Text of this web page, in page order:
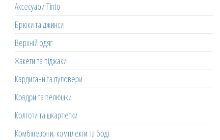
Аксесуари Tinto
Брюки та джинси
Верхній одяг
Жакети та піджаки
Кардигани та пуловери
Ковдри та пелюшки
Колготи та шкарпетки
Комбінезони, комплекти та боді